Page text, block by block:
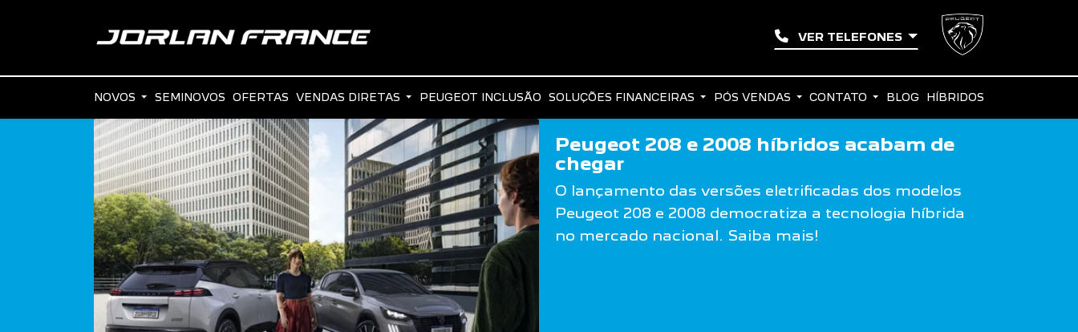
VER TELEFONES
NOVOS SEMINOVOS OFERTAS VENDAS DIRETAS PEUGEOT INCLUSÃO SOLUÇÕES FINANCEIRAS PÓS VENDAS CONTATO BLOG HÍBRIDOS
Peugeot 208 e 2008 híbridos acabam de
chegar
O lançamento das versões eletrificadas dos modelos
Peugeot 208 e 2008 democratiza a tecnologia híbrida
no mercado nacional. Saiba mais!